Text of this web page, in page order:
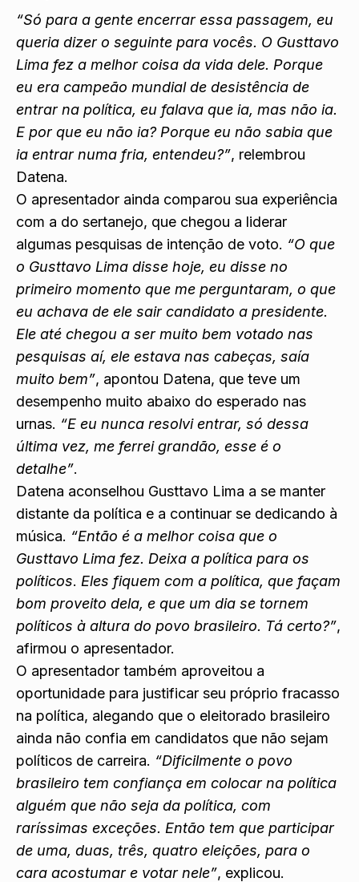
“Só para a gente encerrar essa passagem, eu
queria dizer o seguinte para vocês. O Gusttavo
Lima fez a melhor coisa da vida dele. Porque
eu era campeão mundial de desistência de
entrar na política, eu falava que ia, mas não ia.
E por que eu não ia? Porque eu não sabia que
ia entrar numa fria, entendeu?”, relembrou
Datena.
O apresentador ainda comparou sua experiência
com a do sertanejo, que chegou a liderar
algumas pesquisas de intenção de voto. “O que
o Gusttavo Lima disse hoje, eu disse no
primeiro momento que me perguntaram, o que
eu achava de ele sair candidato a presidente.
Ele até chegou a ser muito bem votado nas
pesquisas aí, ele estava nas cabeças, saía
muito bem”, apontou Datena, que teve um
desempenho muito abaixo do esperado nas
urnas. “E eu nunca resolvi entrar, só dessa
última vez, me ferrei grandão, esse é o
detalhe”.
Datena aconselhou Gusttavo Lima a se manter
distante da política e a continuar se dedicando à
música. “Então é a melhor coisa que o
Gusttavo Lima fez. Deixa a política para os
políticos. Eles fiquem com a política, que façam
bom proveito dela, e que um dia se tornem
políticos à altura do povo brasileiro. Tá certo?”,
afirmou o apresentador.
O apresentador também aproveitou a
oportunidade para justificar seu próprio fracasso
na política, alegando que o eleitorado brasileiro
ainda não confia em candidatos que não sejam
políticos de carreira. “Dificilmente o povo
brasileiro tem confiança em colocar na política
alguém que não seja da política, com
raríssimas exceções. Então tem que participar
de uma, duas, três, quatro eleições, para o
cara acostumar e votar nele”, explicou.